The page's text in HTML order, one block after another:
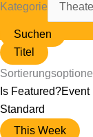
Kategorie
Suchen
Titel
Is Featured?Event
Standard
This Week